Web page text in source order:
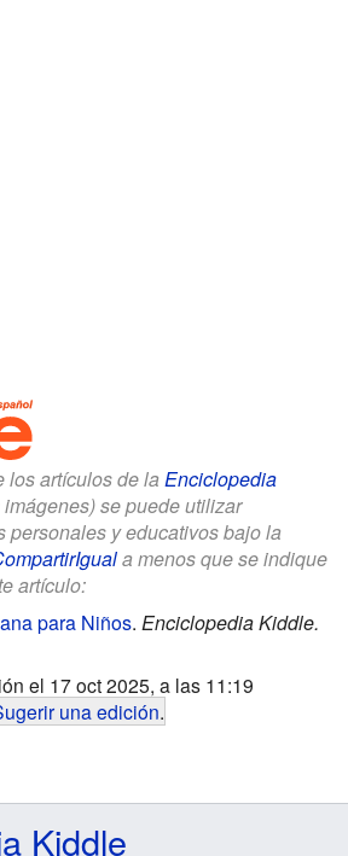
los artículos de la Enciclopedia
se puede utilizar
personales y educativos bajo la
a menos que se indique
artículo:
para Niños. Enciclopedia Kiddle.
el 17 oct 2025, a las 11:19
una edición.
Kiddle